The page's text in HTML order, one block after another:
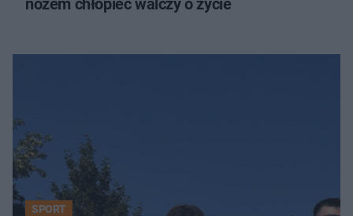
SPORT